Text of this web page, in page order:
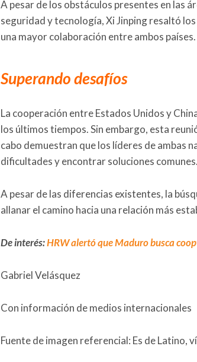
A pesar de los obstáculos presentes en las
seguridad y tecnología, Xi Jinping resaltó
una mayor colaboración entre ambos países.
Superando desafíos
La cooperación entre Estados Unidos y
los últimos tiempos. Sin embargo, esta
cabo demuestran que los líderes de ambas
dificultades y encontrar soluciones comunes.
A pesar de las diferencias existentes, la
allanar el camino hacia una relación más
De interés:HRW alertó que Maduro busca
Gabriel Velásquez
Con información de medios internacionales
Fuente de imagen referencial: Es de Latino,